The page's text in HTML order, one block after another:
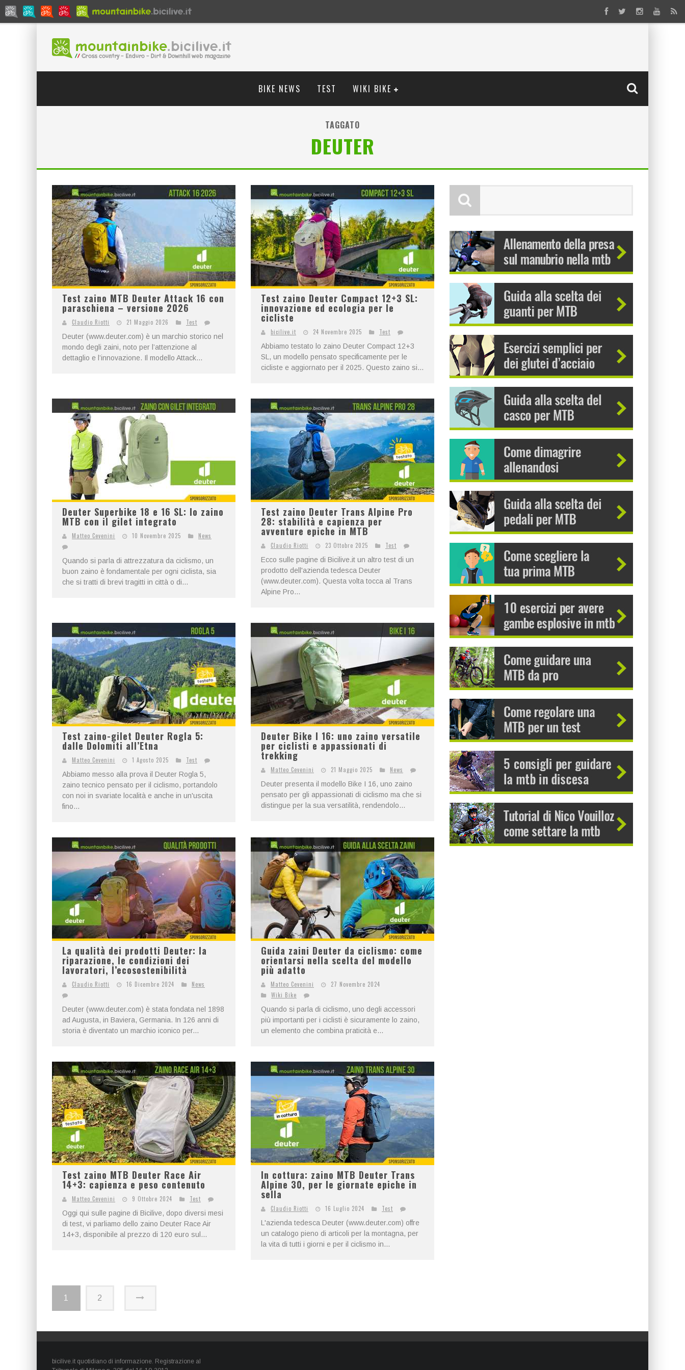
BIKE NEWS TEST WIKI BIKE
TAGGATO
DEUTER
Test zaino MTB Deuter Attack 16 con
paraschiena – versione 2026
Claudio Riotti 21 Maggio 2026
Test
Deuter (www.deuter.com) è un marchio storico nel
mondo degli zaini, noto per l’attenzione al
dettaglio e l’innovazione. Il modello Attack...
Test zaino Deuter Compact 12+3 SL:
innovazione ed ecologia per le
cicliste
bicilive.it 24 Novembre 2025
Test
Abbiamo testato lo zaino Deuter Compact 12+3
SL, un modello pensato specificamente per le
cicliste e aggiornato per il 2025. Questo zaino si...
Deuter Superbike 18 e 16 SL: lo zaino
MTB con il gilet integrato
Matteo Cevenini 10 Novembre 2025 News
Quando si parla di attrezzatura da ciclismo, un
buon zaino è fondamentale per ogni ciclista, sia
che si tratti di brevi tragitti in città o di...
Test zaino Deuter Trans Alpine Pro
28: stabilità e capienza per
avventure epiche in MTB
Claudio Riotti 23 Ottobre 2025
Test
Ecco sulle pagine di Bicilive.it un altro test di un
prodotto dell'azienda tedesca Deuter
(www.deuter.com). Questa volta tocca al Trans
Alpine Pro...
Test zaino-gilet Deuter Rogla 5:
dalle Dolomiti all’Etna
Matteo Cevenini 1 Agosto 2025
Test
Abbiamo messo alla prova il Deuter Rogla 5,
zaino tecnico pensato per il ciclismo, portandolo
con noi in svariate località e anche in un'uscita
fino...
Deuter Bike I 16: uno zaino versatile
per ciclisti e appassionati di
trekking
Matteo Cevenini 21 Maggio 2025
News
Deuter presenta il modello Bike I 16, uno zaino
pensato per gli appassionati di ciclismo ma che si
distingue per la sua versatilità, rendendolo...
La qualità dei prodotti Deuter: la
riparazione, le condizioni dei
lavoratori, l’ecosostenibilità
Claudio Riotti 16 Dicembre 2024 News
Deuter (www.deuter.com) è stata fondata nel 1898
ad Augusta, in Baviera, Germania. In 126 anni di
storia è diventato un marchio iconico per...
Guida zaini Deuter da ciclismo: come
orientarsi nella scelta del modello
più adatto
Matteo Cevenini
27 Novembre 2024
Wiki Bike
Quando si parla di ciclismo, uno degli accessori
più importanti per i ciclisti è sicuramente lo zaino,
un elemento che combina praticità e...
Test zaino MTB Deuter Race Air
14+3: capienza e peso contenuto
Matteo Cevenini 9 Ottobre 2024
Test
Oggi qui sulle pagine di Bicilive, dopo diversi mesi
di test, vi parliamo dello zaino Deuter Race Air
14+3, disponibile al prezzo di 120 euro sul...
In cottura: zaino MTB Deuter Trans
Alpine 30, per le giornate epiche in
sella
Claudio Riotti 16 Luglio 2024
Test
L'azienda tedesca Deuter (www.deuter.com) offre
un catalogo pieno di articoli per la montagna, per
la vita di tutti i giorni e per il ciclismo in...
1 2
bicilive.it quotidiano di informazione. Registrazione al